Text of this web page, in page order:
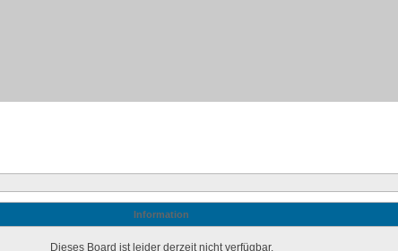
Information
Dieses Board ist leider derzeit nicht verfügbar.